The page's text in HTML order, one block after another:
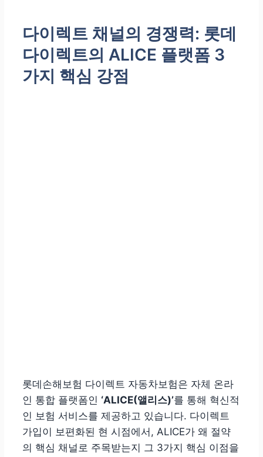
다이렉트 채널의 경쟁력: 롯데
다이렉트의 ALICE 플랫폼 3
가지 핵심 강점
롯데손해보험 다이렉트 자동차보험은 자체 온라
인 통합 플랫폼인 ‘ALICE(앨리스)’를 통해 혁신적
인 보험 서비스를 제공하고 있습니다. 다이렉트
가입이 보편화된 현 시점에서, ALICE가 왜 절약
의 핵심 채널로 주목받는지 그 3가지 핵심 이점을